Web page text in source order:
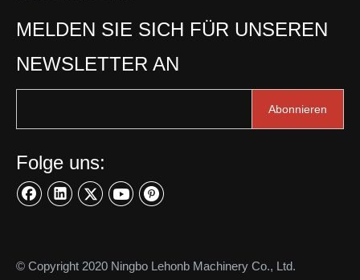
MELDEN SIE SICH FÜR UNSEREN
NEWSLETTER AN
Abonnieren
Folge uns:
© Copyright 2020 Ningbo Lehonb Machinery Co., Ltd.